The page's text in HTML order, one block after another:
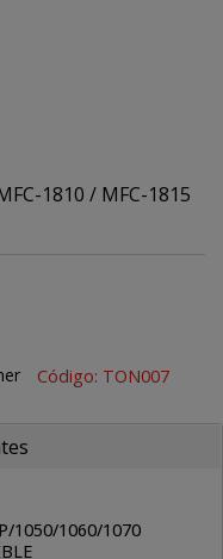
1810 / MFC-1815
Código: TON007
1050/1060/1070